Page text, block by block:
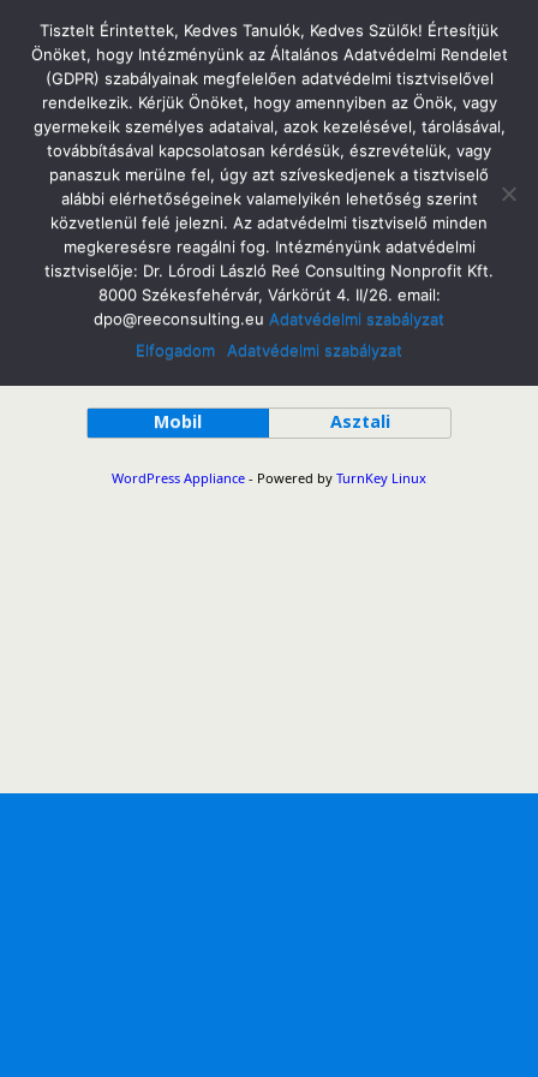
Tatabányai Árpád Gimnázium
Sport
Vissza a tetejére
Mobil Asztali
Tisztelt Érintettek, Kedves Tanulók, Kedves Szülők! Értesítjük
Önöket, hogy Intézményünk az Általános Adatvédelmi Rendelet
(GDPR) szabályainak megfelelően adatvédelmi tisztviselővel
rendelkezik. Kérjük Önöket, hogy amennyiben az Önök, vagy
gyermekeik személyes adataival, azok kezelésével, tárolásával,
továbbításával kapcsolatosan kérdésük, észrevételük, vagy
panaszuk merülne fel, úgy azt szíveskedjenek a tisztviselő
alábbi elérhetőségeinek valamelyikén lehetőség szerint
közvetlenül felé jelezni. Az adatvédelmi tisztviselő minden
megkeresésre reagálni fog. Intézményünk adatvédelmi
tisztviselője: Dr. Lórodi László Reé Consulting Nonprofit Kft.
8000 Székesfehérvár, Várkörút 4. II/26. email:
dpo@reeconsulting.eu Adatvédelmi szabályzat
Elfogadom
Adatvédelmi szabályzat
WordPress Appliance - Powered by TurnKey Linux